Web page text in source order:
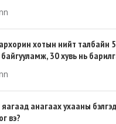
хотын нийт талбайн
30 хувь нь
анагаах ухааны
вэ?